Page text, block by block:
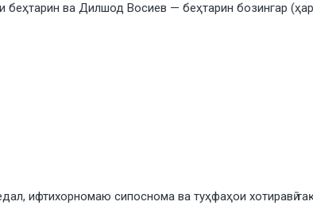
ва Дилшод Восиев — беҳтарин бозингар
ифтихорномаю cипоснома ва туҳфаҳои хотиравӣ